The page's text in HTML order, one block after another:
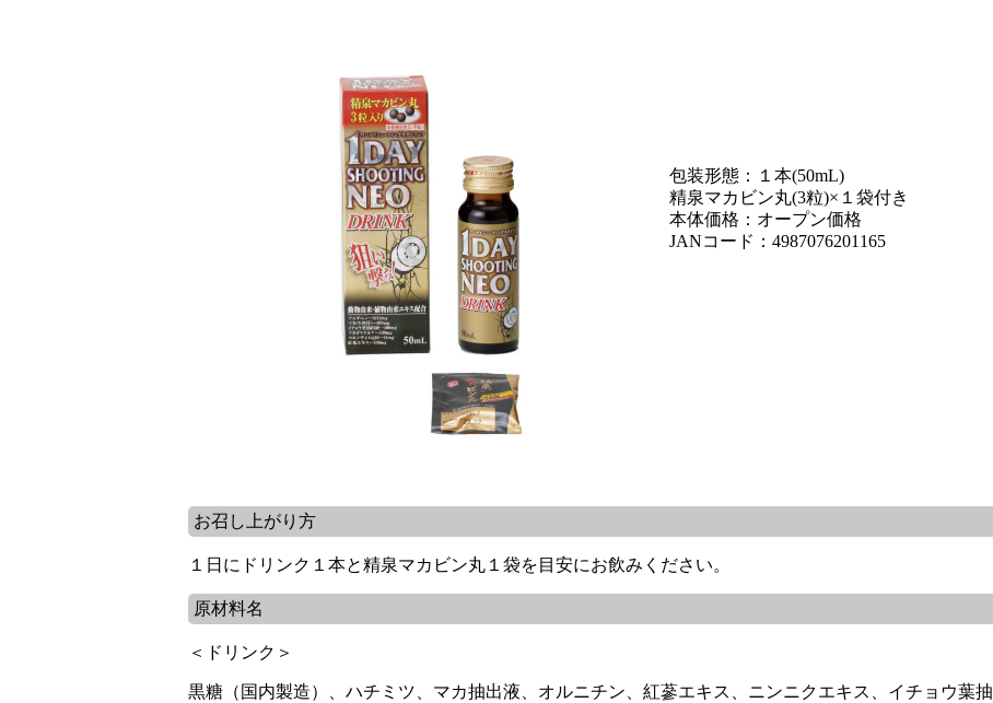
包装形態：１本(50mL)
精泉マカビン丸(3粒)×１袋付き
本体価格：オープン価格
JANコード：4987076201165
お召し上がり方
１日にドリンク１本と精泉マカビン丸１袋を目安にお飲みください。
原材料名
＜ドリンク＞
黒糖（国内製造）、ハチミツ、マカ抽出液、オルニチン、紅蔘エキス、ニンニクエキス、イチョウ葉抽